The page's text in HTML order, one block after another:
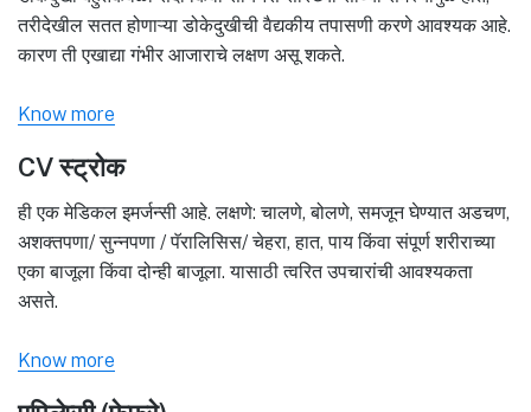
तरीदेखील सतत होणाऱ्या डोकेदुखीची वैद्यकीय तपासणी करणे आवश्यक आहे.
कारण ती एखाद्या गंभीर आजाराचे लक्षण असू शकते.
Know more
CV स्ट्रोक
ही एक मेडिकल इमर्जन्सी आहे. लक्षणे: चालणे, बोलणे, समजून घेण्यात अडचण,
अशक्तपणा/ सुन्नपणा / पॅरालिसिस/ चेहरा, हात, पाय किंवा संपूर्ण शरीराच्या
एका बाजूला किंवा दोन्ही बाजूला. यासाठी त्वरित उपचारांची आवश्यकता
असते.
Know more